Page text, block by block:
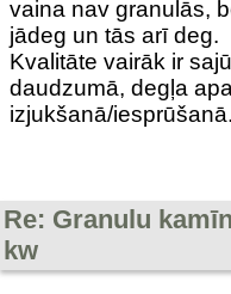
vaina nav granulās,
jādeg un tās arī deg.
Kvalitāte vairāk ir
daudzumā, degļa
izjukšanā/iesprūšanā.
Re: Granulu
kw